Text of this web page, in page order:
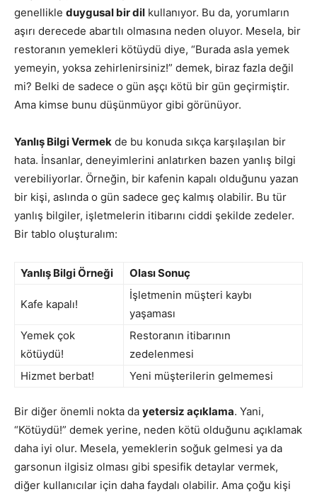
genellikle duygusal bir dil kullanıyor. Bu da, yorumların
aşırı derecede abartılı olmasına neden oluyor. Mesela, bir
restoranın yemekleri kötüydü diye, “Burada asla yemek
yemeyin, yoksa zehirlenirsiniz!” demek, biraz fazla değil
mi? Belki de sadece o gün aşçı kötü bir gün geçirmiştir.
Ama kimse bunu düşünmüyor gibi görünüyor.
Yanlış Bilgi Vermek de bu konuda sıkça karşılaşılan bir
hata. İnsanlar, deneyimlerini anlatırken bazen yanlış bilgi
verebiliyorlar. Örneğin, bir kafenin kapalı olduğunu yazan
bir kişi, aslında o gün sadece geç kalmış olabilir. Bu tür
yanlış bilgiler, işletmelerin itibarını ciddi şekilde zedeler.
Bir tablo oluşturalım:
Yanlış Bilgi Örneği Olası Sonuç
Kafe kapalı!
İşletmenin müşteri kaybı
yaşaması
Yemek çok
kötüydü!
Restoranın itibarının
zedelenmesi
Hizmet berbat!
Yeni müşterilerin gelmemesi
Bir diğer önemli nokta da yetersiz açıklama. Yani,
“Kötüydü!” demek yerine, neden kötü olduğunu açıklamak
daha iyi olur. Mesela, yemeklerin soğuk gelmesi ya da
garsonun ilgisiz olması gibi spesifik detaylar vermek,
diğer kullanıcılar için daha faydalı olabilir. Ama çoğu kişi